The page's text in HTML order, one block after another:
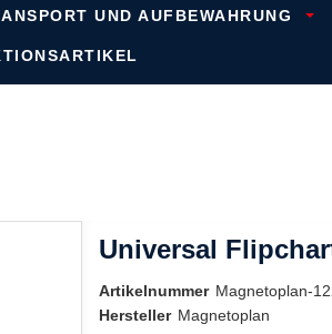
UND AUFBEWAHRUNG
Universal
Artikelnummer Magnetoplan-
Hersteller Magnetoplan